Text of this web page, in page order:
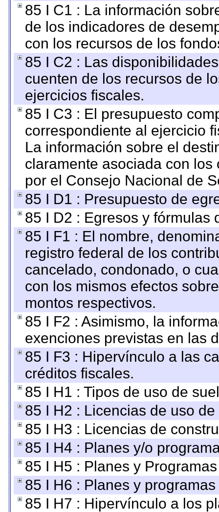
85 I C1 : La información
de los indicadores de
con los recursos de los
85 I C2 : Las
cuenten de los recursos de
ejercicios fiscales.
85 I C3 : El presupuesto
correspondiente al ejercicio
La información sobre el
claramente asociada con
por el Consejo Nacional de
85 I D1 : Presupuesto de
85 I D2 : Egresos y fórmulas
85 I F1 : El nombre,
registro federal de los
cancelado, condonado, o
con los mismos efectos
montos respectivos.
85 I F2 : Asimismo, la
exenciones previstas en las
85 I F3 : Hipervínculo a las
créditos fiscales.
85 I H1 : Tipos de uso de
85 I H2 : Licencias de uso
85 I H3 : Licencias de
85 I H4 : Planes y/o
85 I H5 : Planes y
85 I H6 : Planes y
85 I H7 : Hipervínculo a los